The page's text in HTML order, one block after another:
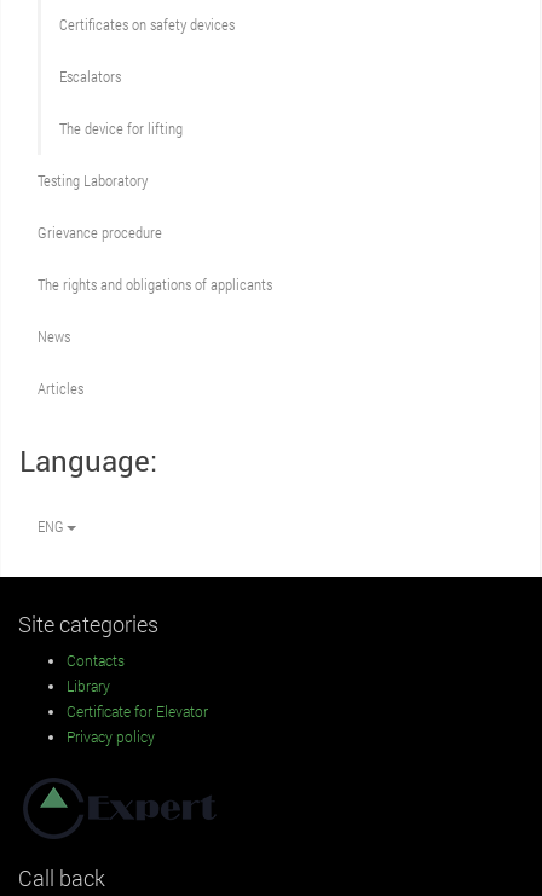
Certificates on safety devices
Escalators
The device for lifting
Testing Laboratory
Grievance procedure
The rights and obligations of applicants
News
Articles
Language:
ENG
Site categories
Contacts
Library
Certificate for Elevator
Privacy policy
Call back